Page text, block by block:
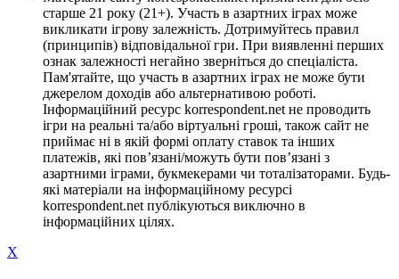
старше 21 року (21+). Участь в азартних іграх може
викликати ігрову залежність. Дотримуйтесь правил
(принципів) відповідальної гри. При виявленні перших
ознак залежності негайно зверніться до спеціаліста.
Пам'ятайте, що участь в азартних іграх не може бути
джерелом доходів або альтернативою роботі.
Інформаційний ресурс korrespondent.net не проводить
ігри на реальні та/або віртуальні гроші, також сайт не
приймає ні в якій формі оплату ставок та інших
платежів, які пов’язані/можуть бути пов’язані з
азартними іграми, букмекерами чи тоталізаторами. Будь-
які матеріали на інформаційному ресурсі
korrespondent.net публікуються виключно в
інформаційних цілях.
X